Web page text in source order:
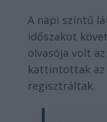
A napi szintű
időszakot
olvasója volt
kattintottak az
regisztráltak.